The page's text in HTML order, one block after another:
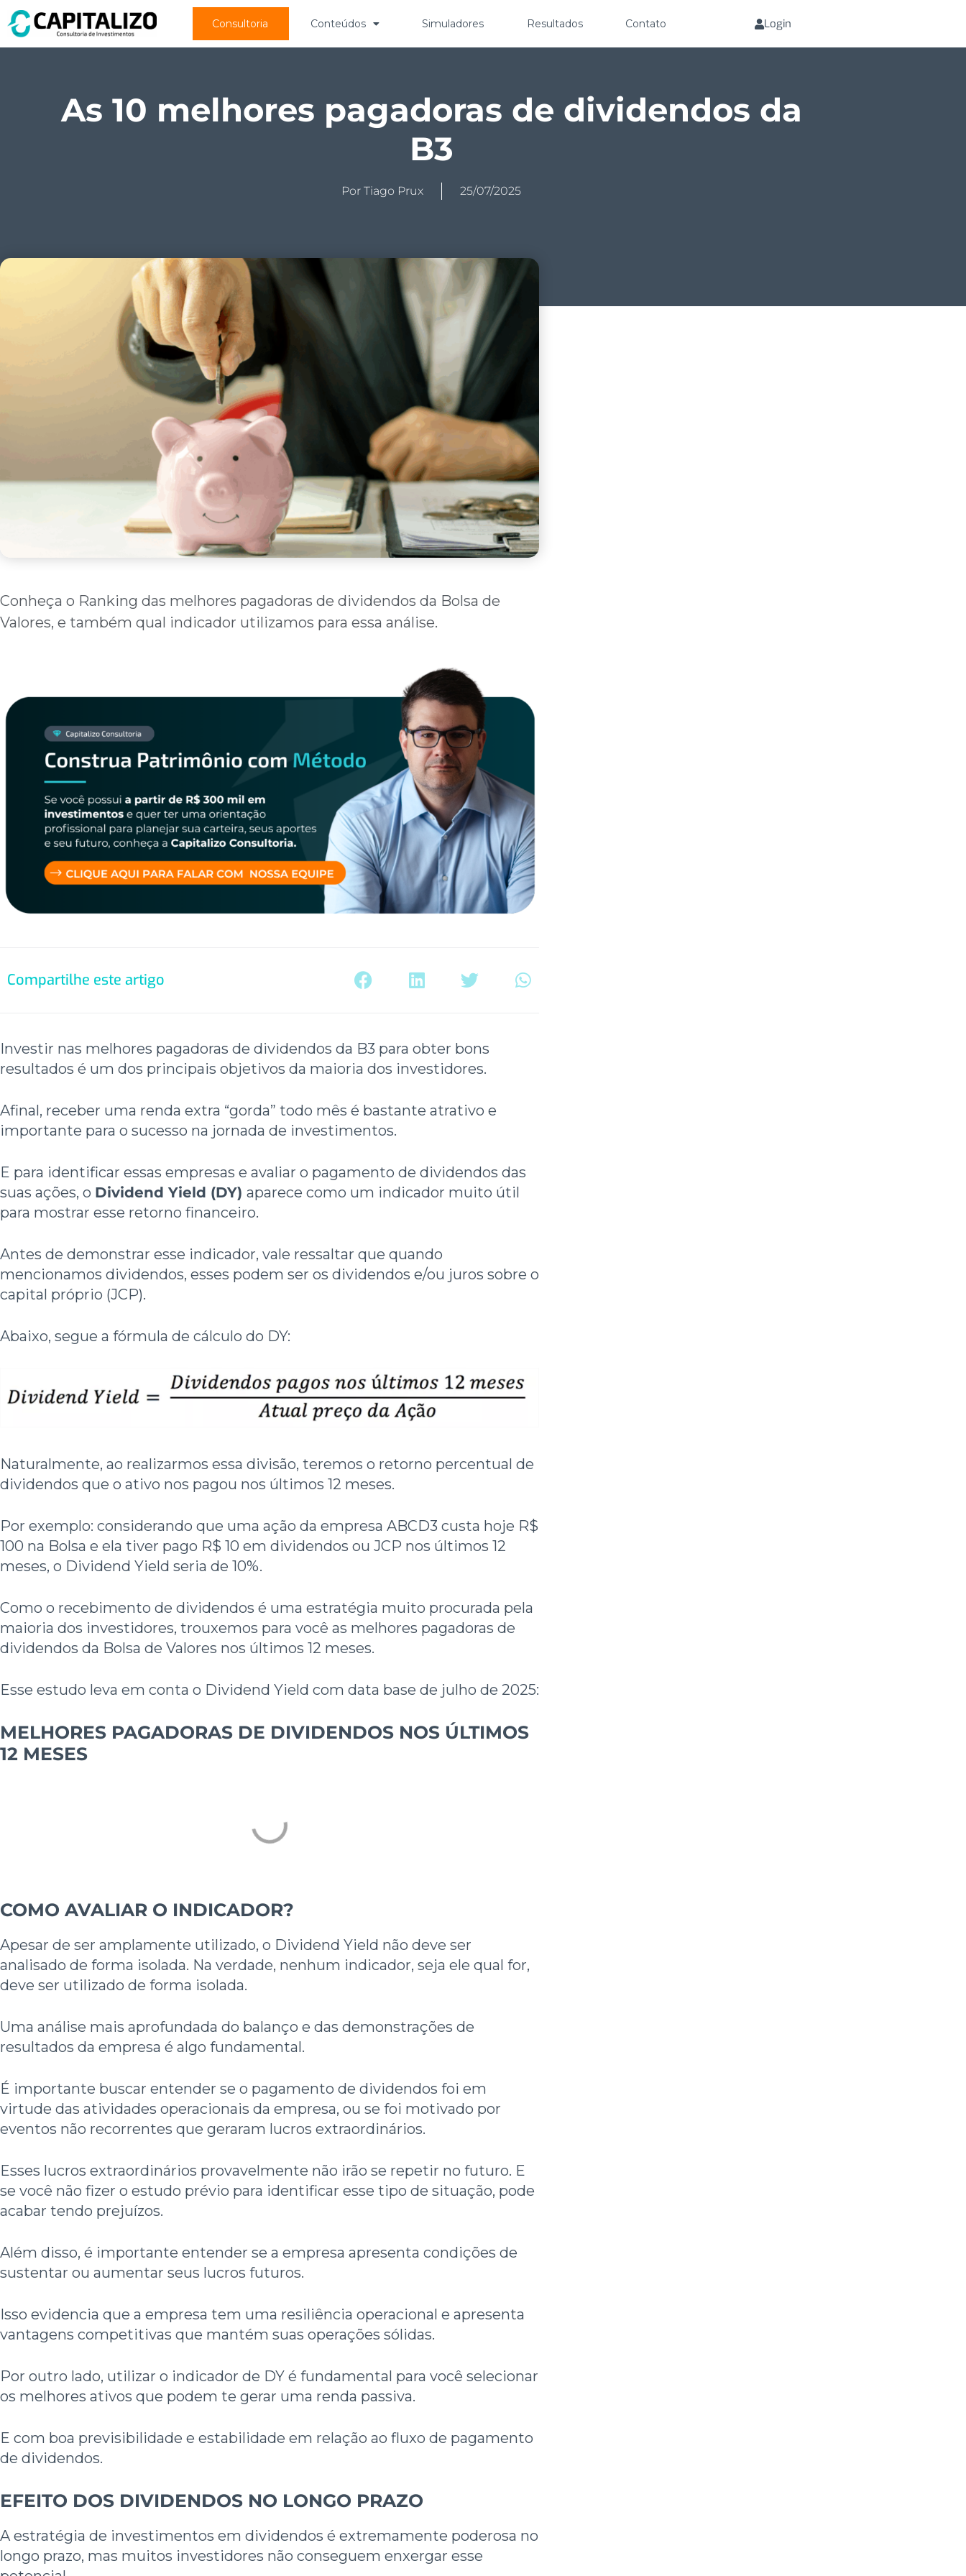
Consultoria Conteúdos Simuladores Resultados Contato Login
As 10 melhores pagadoras de dividendos da
B3
Por Tiago Prux 25/07/2025
Conheça o Ranking das melhores pagadoras de dividendos da Bolsa de
Valores, e também qual indicador utilizamos para essa análise.
Compartilhe este artigo
Investir nas melhores pagadoras de dividendos da B3 para obter bons
resultados é um dos principais objetivos da maioria dos investidores.
Afinal, receber uma renda extra “gorda” todo mês é bastante atrativo e
importante para o sucesso na jornada de investimentos.
E para identificar essas empresas e avaliar o pagamento de dividendos das
suas ações, o Dividend Yield (DY) aparece como um indicador muito útil
para mostrar esse retorno financeiro.
Antes de demonstrar esse indicador, vale ressaltar que quando
mencionamos dividendos, esses podem ser os dividendos e/ou juros sobre o
capital próprio (JCP).
Abaixo, segue a fórmula de cálculo do DY:
Naturalmente, ao realizarmos essa divisão, teremos o retorno percentual de
dividendos que o ativo nos pagou nos últimos 12 meses.
Por exemplo: considerando que uma ação da empresa ABCD3 custa hoje R$
100 na Bolsa e ela tiver pago R$ 10 em dividendos ou JCP nos últimos 12
meses, o Dividend Yield seria de 10%.
Como o recebimento de dividendos é uma estratégia muito procurada pela
maioria dos investidores, trouxemos para você as melhores pagadoras de
dividendos da Bolsa de Valores nos últimos 12 meses.
Esse estudo leva em conta o Dividend Yield com data base de julho de 2025:
MELHORES PAGADORAS DE DIVIDENDOS NOS ÚLTIMOS
12 MESES
COMO AVALIAR O INDICADOR?
Apesar de ser amplamente utilizado, o Dividend Yield não deve ser
analisado de forma isolada. Na verdade, nenhum indicador, seja ele qual for,
deve ser utilizado de forma isolada.
Uma análise mais aprofundada do balanço e das demonstrações de
resultados da empresa é algo fundamental.
É importante buscar entender se o pagamento de dividendos foi em
virtude das atividades operacionais da empresa, ou se foi motivado por
eventos não recorrentes que geraram lucros extraordinários.
Esses lucros extraordinários provavelmente não irão se repetir no futuro. E
se você não fizer o estudo prévio para identificar esse tipo de situação, pode
acabar tendo prejuízos.
Além disso, é importante entender se a empresa apresenta condições de
sustentar ou aumentar seus lucros futuros.
Isso evidencia que a empresa tem uma resiliência operacional e apresenta
vantagens competitivas que mantém suas operações sólidas.
Por outro lado, utilizar o indicador de DY é fundamental para você selecionar
os melhores ativos que podem te gerar uma renda passiva.
E com boa previsibilidade e estabilidade em relação ao fluxo de pagamento
de dividendos.
EFEITO DOS DIVIDENDOS NO LONGO PRAZO
A estratégia de investimentos em dividendos é extremamente poderosa no
longo prazo, mas muitos investidores não conseguem enxergar esse